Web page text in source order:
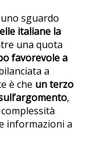
sguardo
italiane la
una quota
favorevole a
a
è che un terzo
,
informazioni a